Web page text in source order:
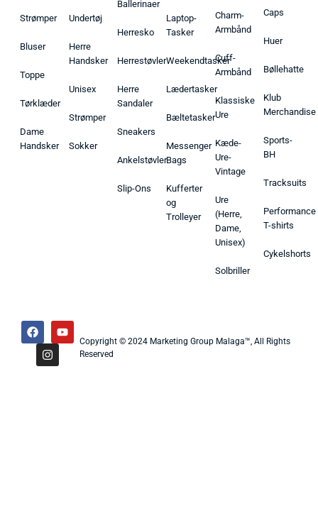
Strømper
Bluser
Toppe
Tørklæder
Dame
Handsker
Undertøj
Herre
Handsker
Unisex
Strømper
Sokker
Ballerinaer
Herresko
Herrestøvler
Herre
Sandaler
Sneakers
Ankelstøvler
Slip-Ons
Laptop-
Tasker
Weekendtasker
Lædertasker
Bæltetasker
Messenger
Bags
Kufferter
og
Trolleyer
Charm-
Armbånd
Cuff-
Armbånd
Klassiske
Ure
Kæde-
Ure-
Vintage
Ure
(Herre,
Dame,
Unisex)
Solbriller
Caps
Huer
Bøllehatte
Klub
Merchandise
Sports-
BH
Tracksuits
Performance
T-shirts
Cykelshorts
Copyright © 2024 Marketing Group Malaga™, All Rights
Reserved